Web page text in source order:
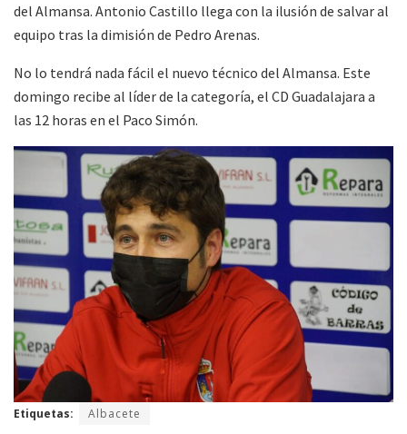
del Almansa. Antonio Castillo llega con la ilusión de salvar al
equipo tras la dimisión de Pedro Arenas.
No lo tendrá nada fácil el nuevo técnico del Almansa. Este
domingo recibe al líder de la categoría, el CD Guadalajara a
las 12 horas en el Paco Simón.
Etiquetas: Albacete